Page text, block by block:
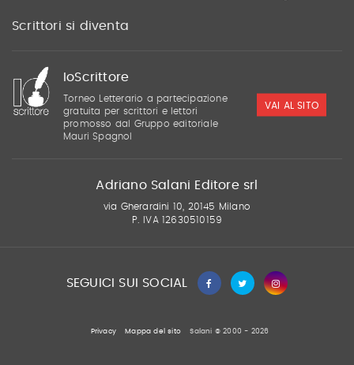
Scrittori si diventa
IoScrittore
Torneo Letterario a partecipazione
gratuita per scrittori e lettori
promosso dal Gruppo editoriale
Mauri Spagnol
VAI AL SITO
Adriano Salani Editore srl
via Gherardini 10, 20145 Milano
P. IVA 12630510159
SEGUICI SUI SOCIAL
Privacy Mappa del sito Salani © 2000 - 2026